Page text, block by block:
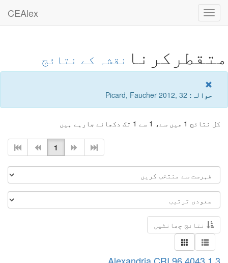
Toggle
navigation
CEAlex
متقطرکرنا نقشہ کے نتائج
حوالہ: Picard, Faucher 2012, 32
کل نتائج 1 میں سے، 1 سے 1 تک دکھائے جارہے ہیں
1
نتائج چھانٹیں